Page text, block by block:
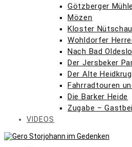
Götzberger Mühle
Mözen
Kloster Nütschau
Wohldorfer
Nach Bad
Der Jersbeker
Der Alte
Fahrradtouren
Die Barker Heide
Zugabe –
VIDEOS